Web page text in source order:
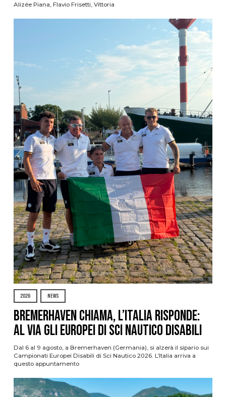
Alizée Piana, Flavio Frisetti, Vittoria
2026 NEWS
Bremerhaven chiama, l’Italia risponde:
al via gli Europei di Sci Nautico Disabili
Dal 6 al 9 agosto, a Bremerhaven (Germania), si alzerà il sipario sui
Campionati Europei Disabili di Sci Nautico 2026. L’Italia arriva a
questo appuntamento